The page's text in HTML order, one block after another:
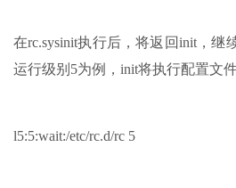
在rc.sysinit执行后，将返回init，继
运行级别5为例，init将执行配置文
l5:5:wait:/etc/rc.d/rc 5